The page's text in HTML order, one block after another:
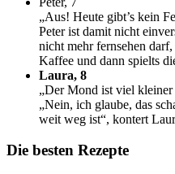
„Aus! Heute gibt’s kein
Peter ist damit nicht
nicht mehr fernsehen
Kaffee und dann spielts
Laura, 8
„Der Mond ist viel
„Nein, ich glaube, das
weit weg ist“, kontert
Die besten Rezepte